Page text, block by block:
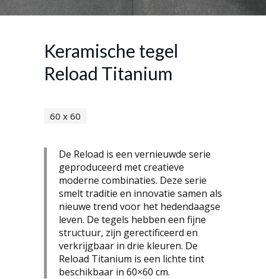
Keramische tegel
Reload Titanium
60 x 60
De Reload is een vernieuwde serie
geproduceerd met creatieve
moderne combinaties. Deze serie
smelt traditie en innovatie samen als
nieuwe trend voor het hedendaagse
leven. De tegels hebben een fijne
structuur, zijn gerectificeerd en
verkrijgbaar in drie kleuren. De
Reload Titanium is een lichte tint
beschikbaar in 60×60 cm.